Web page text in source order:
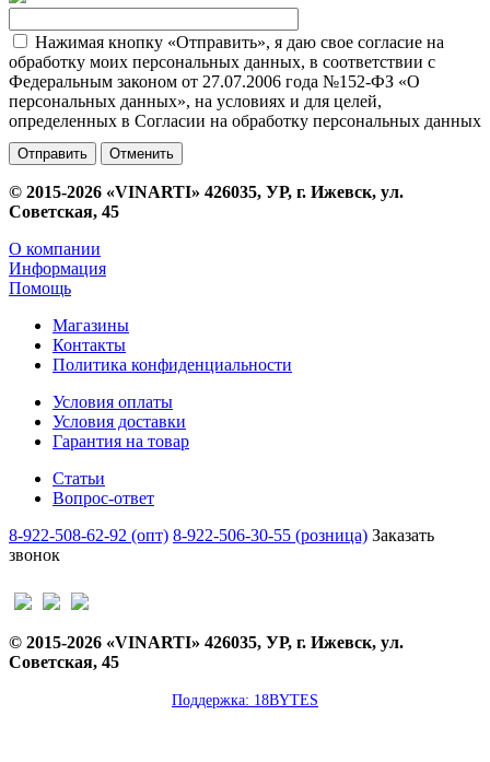
Нажимая кнопку «Отправить», я даю свое согласие на
обработку моих персональных данных, в соответствии с
Федеральным законом от 27.07.2006 года №152-ФЗ «О
персональных данных», на условиях и для целей,
определенных в Согласии на обработку персональных данных
Отменить
© 2015-2026 «VINARTI» 426035, УР, г. Ижевск, ул.
Советская, 45
О компании
Информация
Помощь
Магазины
Контакты
Политика конфиденциальности
Условия оплаты
Условия доставки
Гарантия на товар
Статьи
Вопрос-ответ
8-922-508-62-92 (опт) 8-922-506-30-55 (розница) Заказать
звонок
© 2015-2026 «VINARTI» 426035, УР, г. Ижевск, ул.
Советская, 45
Поддержка: 18BYTES